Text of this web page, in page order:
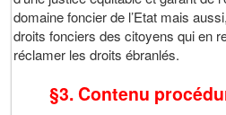
domaine foncier de l’Etat mais
droits fonciers des citoyens qui en
réclamer les droits ébranlés.
§3. Contenu